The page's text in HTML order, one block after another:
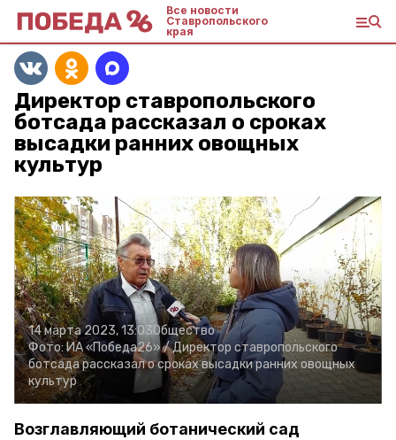
Все новости
Ставропольского
края
Директор ставропольского
ботсада рассказал о сроках
высадки ранних овощных
культур
14 марта 2023, 13:03Общество
Фото:ИА «Победа26» /Директор ставропольского
ботсада рассказал о сроках высадки ранних овощных
культур
Возглавляющий ботанический сад